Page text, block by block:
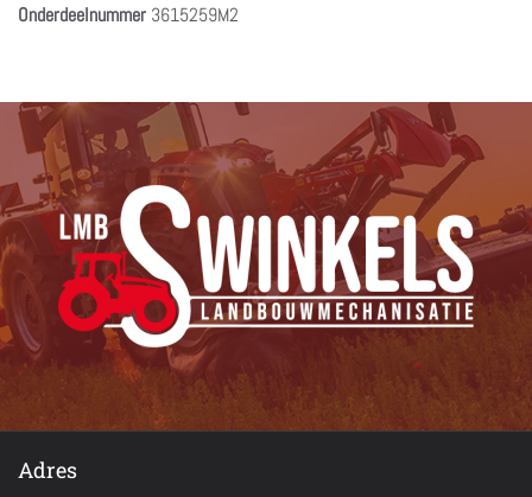
Onderdeelnummer 3615259M2
Adres